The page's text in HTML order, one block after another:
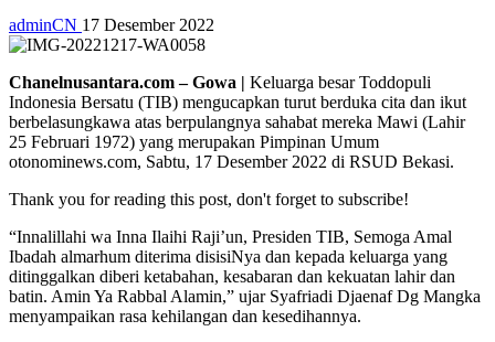
adminCN 17 Desember 2022
Chanelnusantara.com – Gowa | Keluarga besar Toddopuli
Indonesia Bersatu (TIB) mengucapkan turut berduka cita dan ikut
berbelasungkawa atas berpulangnya sahabat mereka Mawi (Lahir
25 Februari 1972) yang merupakan Pimpinan Umum
otonominews.com, Sabtu, 17 Desember 2022 di RSUD Bekasi.
Thank you for reading this post, don't forget to subscribe!
“Innalillahi wa Inna Ilaihi Raji’un, Presiden TIB, Semoga Amal
Ibadah almarhum diterima disisiNya dan kepada keluarga yang
ditinggalkan diberi ketabahan, kesabaran dan kekuatan lahir dan
batin. Amin Ya Rabbal Alamin,” ujar Syafriadi Djaenaf Dg Mangka
menyampaikan rasa kehilangan dan kesedihannya.